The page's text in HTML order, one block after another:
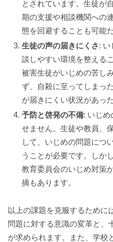
とされています。生徒が
期の支援や相談機関への
態を回避することも可能
生徒の声の届きにくさ: い
談しやすい環境を整える
被害生徒がいじめの苦し
ず、自殺に至ってしまっ
が届きにくい状況があっ
予防と啓発の不備: いじ
せません。生徒や教員、
して、いじめの問題につ
うことが必要です。しか
教育委員会のいじめ対策
摘もあります。
以上の課題を克服するために
問題に対する意識の変革と、
が求められます。また、学校